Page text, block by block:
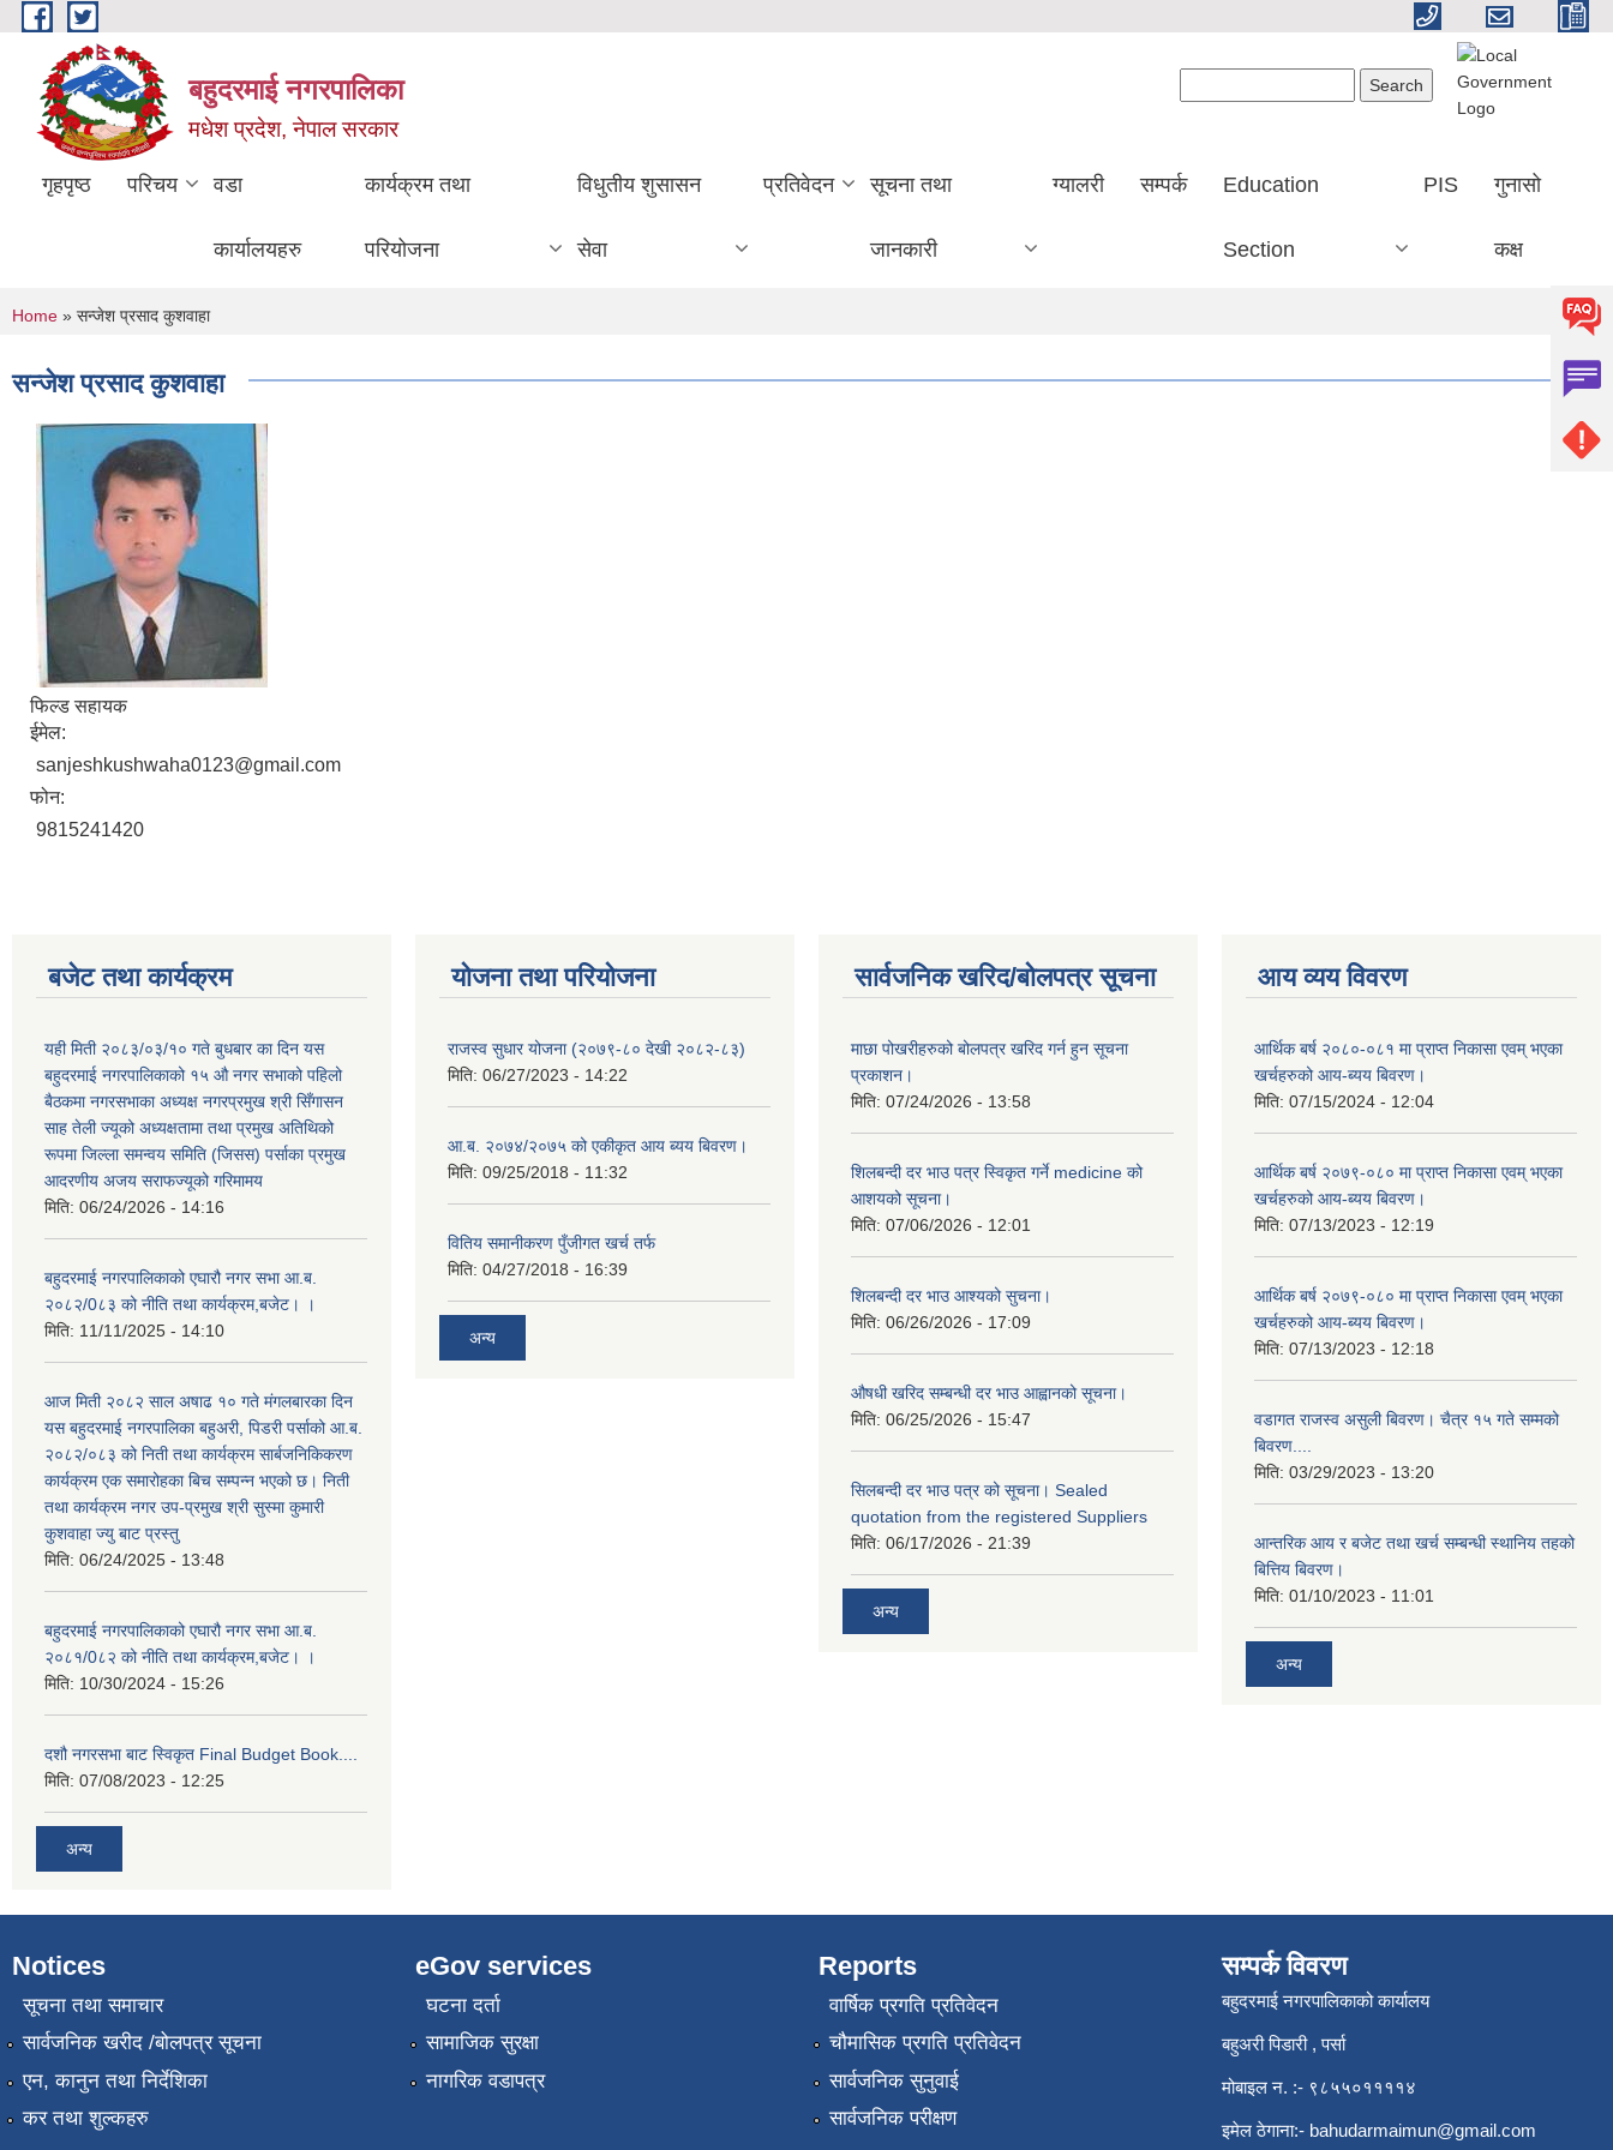
Skip to main content
बहुदरमाई नगरपालिका
मधेश प्रदेश, नेपाल सरकार
गृहपृष्ठ परिचय वडा
कार्यालयहरु
कार्यक्रम तथा
परियोजना
विधुतीय शुसासन
सेवा
प्रतिवेदन सूचना तथा
जानकारी
ग्यालरी सम्पर्क Education
Section
PIS गुनासो
कक्ष
You are here
Home » सन्जेश प्रसाद कुशवाहा
सन्जेश प्रसाद कुशवाहा
फिल्ड सहायक
ईमेल:
sanjeshkushwaha0123@gmail.com
फोन:
9815241420
बजेट तथा कार्यक्रम
यही मिती २०८३/०३/१० गते बुधबार का दिन यस
बहुदरमाई नगरपालिकाको १५ औ नगर सभाको पहिलो
बैठकमा नगरसभाका अध्यक्ष नगरप्रमुख श्री सिँगासन
साह तेली ज्यूको अध्यक्षतामा तथा प्रमुख अतिथिको
रूपमा जिल्ला समन्वय समिति (जिसस) पर्साका प्रमुख
आदरणीय अजय सराफज्यूको गरिमामय
मिति: 06/24/2026 - 14:16
बहुदरमाई नगरपालिकाको एघारौ नगर सभा आ.ब.
२०८२/0८३ को नीति तथा कार्यक्रम,बजेट। ।
मिति: 11/11/2025 - 14:10
आज मिती २०८२ साल अषाढ १० गते मंगलबारका दिन
यस बहुदरमाई नगरपालिका बहुअरी, पिडरी पर्साको आ.ब.
२०८२/०८३ को निती तथा कार्यक्रम सार्बजनिकिकरण
कार्यक्रम एक समारोहका बिच सम्पन्न भएको छ। निती
तथा कार्यक्रम नगर उप-प्रमुख श्री सुस्मा कुमारी
कुशवाहा ज्यु बाट प्रस्तु
मिति: 06/24/2025 - 13:48
बहुदरमाई नगरपालिकाको एघारौ नगर सभा आ.ब.
२०८१/0८२ को नीति तथा कार्यक्रम,बजेट। ।
मिति: 10/30/2024 - 15:26
दशौ नगरसभा बाट स्विकृत Final Budget Book....
मिति: 07/08/2023 - 12:25
अन्य
योजना तथा परियोजना
राजस्व सुधार योजना (२०७९-८० देखी २०८२-८३)
मिति: 06/27/2023 - 14:22
आ.ब. २०७४/२०७५ को एकीकृत आय ब्यय बिवरण।
मिति: 09/25/2018 - 11:32
वितिय समानीकरण पुँजीगत खर्च तर्फ
मिति: 04/27/2018 - 16:39
अन्य
सार्वजनिक खरिद/बोलपत्र सूचना
माछा पोखरीहरुको बोलपत्र खरिद गर्न हुन सूचना
प्रकाशन।
मिति: 07/24/2026 - 13:58
शिलबन्दी दर भाउ पत्र स्विकृत गर्ने medicine को
आशयको सूचना।
मिति: 07/06/2026 - 12:01
शिलबन्दी दर भाउ आश्यको सुचना।
मिति: 06/26/2026 - 17:09
औषधी खरिद सम्बन्धी दर भाउ आह्वानको सूचना।
मिति: 06/25/2026 - 15:47
सिलबन्दी दर भाउ पत्र को सूचना। Sealed
quotation from the registered Suppliers
मिति: 06/17/2026 - 21:39
अन्य
आय व्यय विवरण
आर्थिक बर्ष २०८०-०८१ मा प्राप्त निकासा एवम् भएका
खर्चहरुको आय-ब्यय बिवरण।
मिति: 07/15/2024 - 12:04
आर्थिक बर्ष २०७९-०८० मा प्राप्त निकासा एवम् भएका
खर्चहरुको आय-ब्यय बिवरण।
मिति: 07/13/2023 - 12:19
आर्थिक बर्ष २०७९-०८० मा प्राप्त निकासा एवम् भएका
खर्चहरुको आय-ब्यय बिवरण।
मिति: 07/13/2023 - 12:18
वडागत राजस्व असुली बिवरण। चैत्र १५ गते सम्मको
बिवरण....
मिति: 03/29/2023 - 13:20
आन्तरिक आय र बजेट तथा खर्च सम्बन्धी स्थानिय तहको
बित्तिय बिवरण।
मिति: 01/10/2023 - 11:01
अन्य
Notices
सूचना तथा समाचार
सार्वजनिक खरीद /बोलपत्र सूचना
एन, कानुन तथा निर्देशिका
कर तथा शुल्कहरु
eGov services
घटना दर्ता
सामाजिक सुरक्षा
नागरिक वडापत्र
Reports
वार्षिक प्रगति प्रतिवेदन
चौमासिक प्रगति प्रतिवेदन
सार्वजनिक सुनुवाई
सार्वजनिक परीक्षण
सम्पर्क विवरण
बहुदरमाई नगरपालिकाको कार्यालय
बहुअरी पिडारी , पर्सा
मोबाइल न. :- ९८५५०११११४
इमेल ठेगाना:- bahudarmaimun@gmail.com